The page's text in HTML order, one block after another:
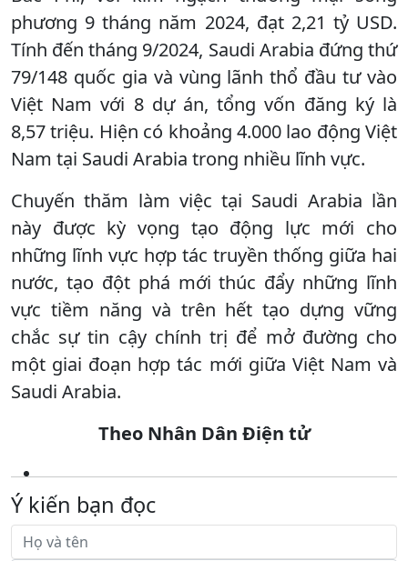
phương 9 tháng năm 2024, đạt 2,21 tỷ USD.
Tính đến tháng 9/2024, Saudi Arabia đứng thứ
79/148 quốc gia và vùng lãnh thổ đầu tư vào
Việt Nam với 8 dự án, tổng vốn đăng ký là
8,57 triệu. Hiện có khoảng 4.000 lao động Việt
Nam tại Saudi Arabia trong nhiều lĩnh vực.
Chuyến thăm làm việc tại Saudi Arabia lần
này được kỳ vọng tạo động lực mới cho
những lĩnh vực hợp tác truyền thống giữa hai
nước, tạo đột phá mới thúc đẩy những lĩnh
vực tiềm năng và trên hết tạo dựng vững
chắc sự tin cậy chính trị để mở đường cho
một giai đoạn hợp tác mới giữa Việt Nam và
Saudi Arabia.
Theo Nhân Dân Điện tử
Ý kiến bạn đọc